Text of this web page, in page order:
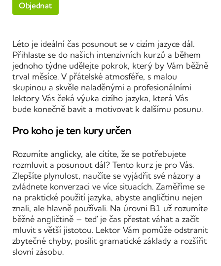
Objednat
Léto je ideální čas posunout se v cizím jazyce dál.
Přihlaste se do našich intenzivních kurzů a během
jednoho týdne udělejte pokrok, který by Vám běžně
trval měsíce. V přátelské atmosféře, s malou
skupinou a skvěle naladěnými a profesionálními
lektory Vás čeká výuka cizího jazyka, která Vás
bude konečně bavit a motivovat k dalšímu posunu.
Pro koho je ten kury určen
Rozumíte anglicky, ale cítíte, že se potřebujete
rozmluvit a posunout dál? Tento kurz je pro Vás.
Zlepšíte plynulost, naučíte se vyjádřit své názory a
zvládnete konverzaci ve více situacích. Zaměříme se
na praktické použití jazyka, abyste angličtinu nejen
znali, ale hlavně používali. Na úrovni B1 už rozumíte
běžné angličtině – teď je čas přestat váhat a začít
mluvit s větší jistotou. Lektor Vám pomůže odstranit
zbytečné chyby, posílit gramatické základy a rozšířit
slovní zásobu.